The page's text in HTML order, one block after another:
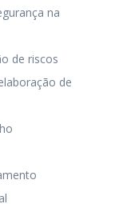
na
de riscos
de